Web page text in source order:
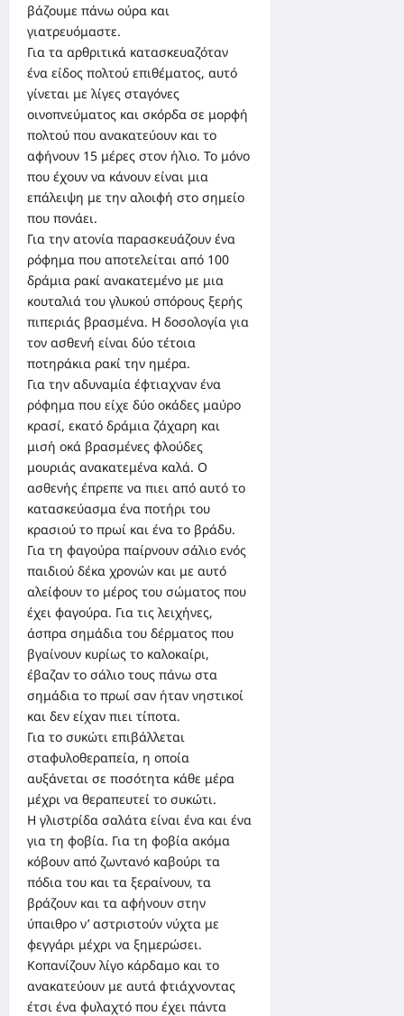
βάζουμε πάνω ούρα και
γιατρευόμαστε.
Για τα αρθριτικά κατασκευαζόταν
ένα είδος πολτού επιθέματος, αυτό
γίνεται με λίγες σταγόνες
οινοπνεύματος και σκόρδα σε μορφή
πολτού που ανακατεύουν και το
αφήνουν 15 μέρες στον ήλιο. Το μόνο
που έχουν να κάνουν είναι μια
επάλειψη με την αλοιφή στο σημείο
που πονάει.
Για την ατονία παρασκευάζουν ένα
ρόφημα που αποτελείται από 100
δράμια ρακί ανακατεμένο με μια
κουταλιά του γλυκού σπόρους ξερής
πιπεριάς βρασμένα. Η δοσολογία για
τον ασθενή είναι δύο τέτοια
ποτηράκια ρακί την ημέρα.
Για την αδυναμία έφτιαχναν ένα
ρόφημα που είχε δύο οκάδες μαύρο
κρασί, εκατό δράμια ζάχαρη και
μισή οκά βρασμένες φλούδες
μουριάς ανακατεμένα καλά. Ο
ασθενής έπρεπε να πιει από αυτό το
κατασκεύασμα ένα ποτήρι του
κρασιού το πρωί και ένα το βράδυ.
Για τη φαγούρα παίρνουν σάλιο ενός
παιδιού δέκα χρονών και με αυτό
αλείφουν το μέρος του σώματος που
έχει φαγούρα. Για τις λειχήνες,
άσπρα σημάδια του δέρματος που
βγαίνουν κυρίως το καλοκαίρι,
έβαζαν το σάλιο τους πάνω στα
σημάδια το πρωί σαν ήταν νηστικοί
και δεν είχαν πιει τίποτα.
Για το συκώτι επιβάλλεται
σταφυλοθεραπεία, η οποία
αυξάνεται σε ποσότητα κάθε μέρα
μέχρι να θεραπευτεί το συκώτι.
Η γλιστρίδα σαλάτα είναι ένα και ένα
για τη φοβία. Για τη φοβία ακόμα
κόβουν από ζωντανό καβούρι τα
πόδια του και τα ξεραίνουν, τα
βράζουν και τα αφήνουν στην
ύπαιθρο ν’ αστριστούν νύχτα με
φεγγάρι μέχρι να ξημερώσει.
Κοπανίζουν λίγο κάρδαμο και το
ανακατεύουν με αυτά φτιάχνοντας
έτσι ένα φυλαχτό που έχει πάντα